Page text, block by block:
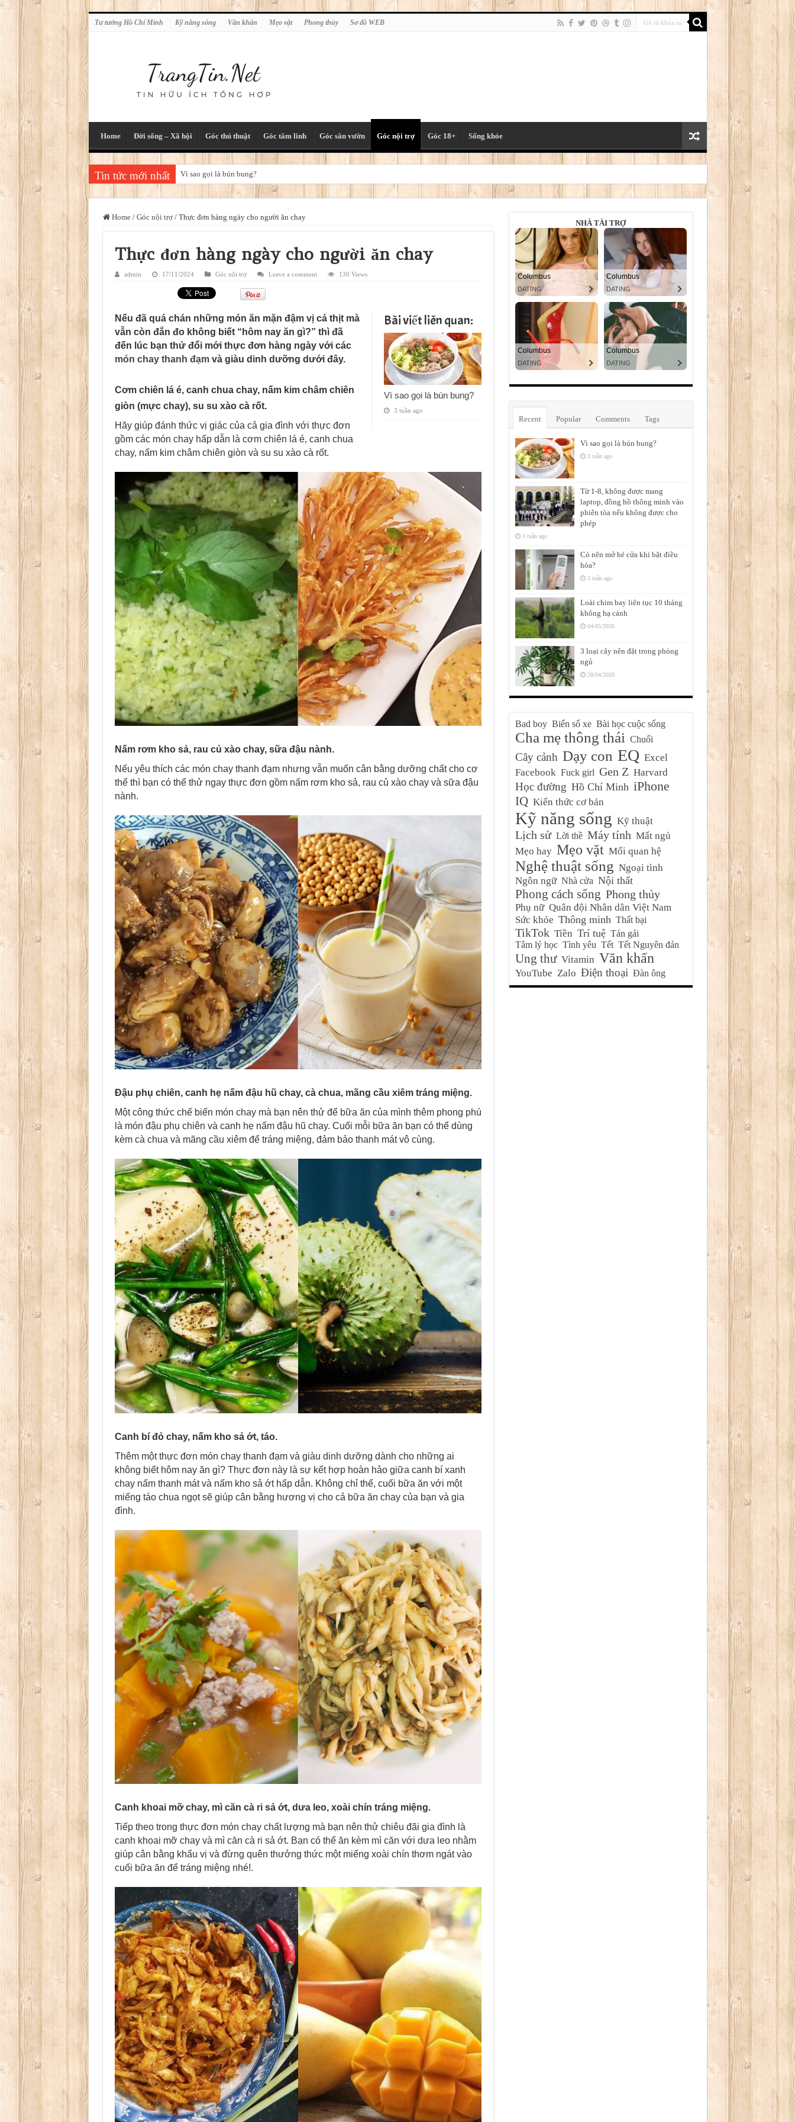
Tư tưởng Hồ Chí Minh Kỹ năng sống Văn khấn Mẹo vặt Phong thủy Sơ đồ WEB
Home Đời sống – Xã hội Góc thủ thuật Góc tâm linh Góc sân vườn Góc nội trợ Góc 18+ Sống khỏe
Tin tức mới nhất Vì sao gọi là bún bung?
Từ 1-8, không được mang laptop, đồng hồ thông minh vào phiên tòa nếu không được cho phép
Home / Góc nội trợ / Thực đơn hàng ngày cho người ăn chay
Thực đơn hàng ngày cho người ăn chay
admin 17/11/2024 Góc nội trợ Leave a comment 130 Views
Bài viết liên quan:
Vì sao gọi là bún bung?
3 tuần ago
Nếu đã quá chán những món ăn mặn đậm vị cá thịt mà
vẫn còn đắn đo không biết “hôm nay ăn gì?” thì đã
đến lúc bạn thử đổi mới thực đơn hàng ngày với các
món chay thanh đạmvà giàu dinh dưỡng dưới đây.
Cơm chiên lá é, canh chua chay, nấm kim châm chiên
giòn (mực chay), su su xào cà rốt.
Hãy giúp đánh thức vị giác của cả gia đình với thực đơn
gồm các món chay hấp dẫn là cơm chiên lá é, canh chua
chay, nấm kim châm chiên giòn và su su xào cà rốt.
Nấm rơm kho sả, rau củ xào chay, sữa đậu nành.
Nếu yêu thích các món chay thanh đạm nhưng vẫn muốn cân bằng dưỡng chất cho cơ
thể thì bạn có thể thử ngay thực đơn gồm nấm rơm kho sả, rau củ xào chay và sữa đậu
nành.
Đậu phụ chiên, canh hẹ nấm đậu hũ chay, cà chua, mãng cầu xiêm tráng miệng.
Một công thức chế biến món chay mà bạn nên thử để bữa ăn của mình thêm phong phú
là món đậu phụ chiên và canh hẹ nấm đậu hũ chay. Cuối mỗi bữa ăn bạn có thể dùng
kèm cà chua và mãng cầu xiêm để tráng miệng, đảm bảo thanh mát vô cùng.
Canh bí đỏ chay, nấm kho sả ớt, táo.
Thêm một thực đơn món chay thanh đạm và giàu dinh dưỡng dành cho những ai
không biết hôm nay ăn gì? Thực đơn này là sự kết hợp hoàn hảo giữa canh bí xanh
chay nấm thanh mát và nấm kho sả ớt hấp dẫn. Không chỉ thế, cuối bữa ăn với một
miếng táo chua ngọt sẽ giúp cân bằng hương vị cho cả bữa ăn chay của bạn và gia
đình.
Canh khoai mỡ chay, mì căn cà ri sả ớt, dưa leo, xoài chín tráng miệng.
Tiếp theo trong thực đơn món chay chất lượng mà bạn nên thử chiêu đãi gia đình là
canh khoai mỡ chay và mì căn cà ri sả ớt. Bạn có thể ăn kèm mì căn với dưa leo nhằm
giúp cân bằng khẩu vị và đừng quên thưởng thức một miếng xoài chín thơm ngát vào
cuối bữa ăn để tráng miệng nhé!.
NHÀ TÀI TRỢ
Recent Popular Comments Tags
Vì sao gọi là bún bung?
3 tuần ago
Từ 1-8, không được mang
laptop, đồng hồ thông minh vào
phiên tòa nếu không được cho
phép
3 tuần ago
Có nên mở hé cửa khi bật điều
hòa?
3 tuần ago
Loài chim bay liên tục 10 tháng
không hạ cánh
04/05/2026
3 loại cây nên đặt trong phòng
ngủ
28/04/2026
Bad boy Biển số xe Bài học cuộc sống
Cha mẹ thông thái Chuối
Cây cảnh Dạy con EQ Excel
Facebook Fuck girl Gen Z Harvard
Học đường Hồ Chí Minh iPhone
IQ Kiến thức cơ bản
Kỹ năng sống Kỹ thuật
Lịch sử Lời thề Máy tính Mất ngủ
Mẹo hay Mẹo vặt Mối quan hệ
Nghệ thuật sống Ngoại tình
Ngôn ngữ Nhà cửa Nội thất
Phong cách sống Phong thủy
Phụ nữ Quân đội Nhân dân Việt Nam
Sức khỏe Thông minh Thất bại
TikTok Tiền Trí tuệ Tán gái
Tâm lý học Tình yêu Tết Tết Nguyên đán
Ung thư Vitamin Văn khấn
YouTube Zalo Điện thoại Đàn ông